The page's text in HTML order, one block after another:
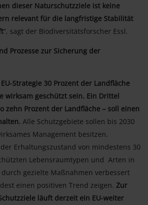
dieser Naturschutzziele ist keine
relevant für die langfristige Stabilität
”, sagt der Biodiversitätsforscher Essl.
Prozesse zur Sicherung der
Strategie 30 Prozent der Landfläche
wirksam geschützt sein. Ein Drittel
zehn Prozent der Landfläche – soll einen
Alle Schutzgebiete sollen bis 2030
Management besitzen.
Erhaltungszustand von mindestens 30
Lebensraumtypen und Arten in
gezielte Maßnahmen verbessert
einen positiven Trend zeigen. Zur
läuft derzeit ein EU-weiter